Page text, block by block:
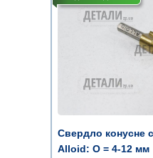
Свердло конусне
Alloid: О = 4-12 мм